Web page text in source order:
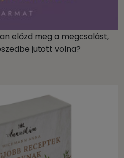
előzd meg a megcsalást,
jutott volna?